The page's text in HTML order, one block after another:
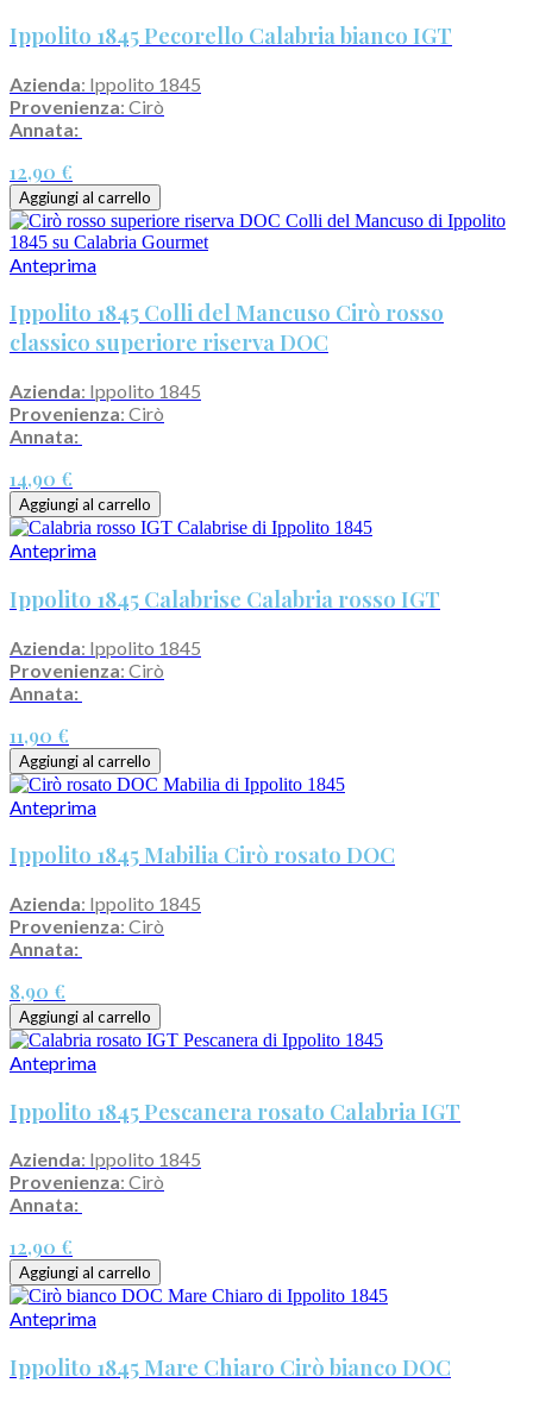
Ippolito 1845 Pecorello Calabria bianco IGT
Azienda: Ippolito 1845
Provenienza: Cirò
Annata:
12,90 €
Aggiungi al carrello
Anteprima
Ippolito 1845 Colli del Mancuso Cirò rosso
classico superiore riserva DOC
Azienda: Ippolito 1845
Provenienza: Cirò
Annata:
14,90 €
Aggiungi al carrello
Anteprima
Ippolito 1845 Calabrise Calabria rosso IGT
Azienda: Ippolito 1845
Provenienza: Cirò
Annata:
11,90 €
Aggiungi al carrello
Anteprima
Ippolito 1845 Mabilia Cirò rosato DOC
Azienda: Ippolito 1845
Provenienza: Cirò
Annata:
8,90 €
Aggiungi al carrello
Anteprima
Ippolito 1845 Pescanera rosato Calabria IGT
Azienda: Ippolito 1845
Provenienza: Cirò
Annata:
12,90 €
Aggiungi al carrello
Anteprima
Ippolito 1845 Mare Chiaro Cirò bianco DOC